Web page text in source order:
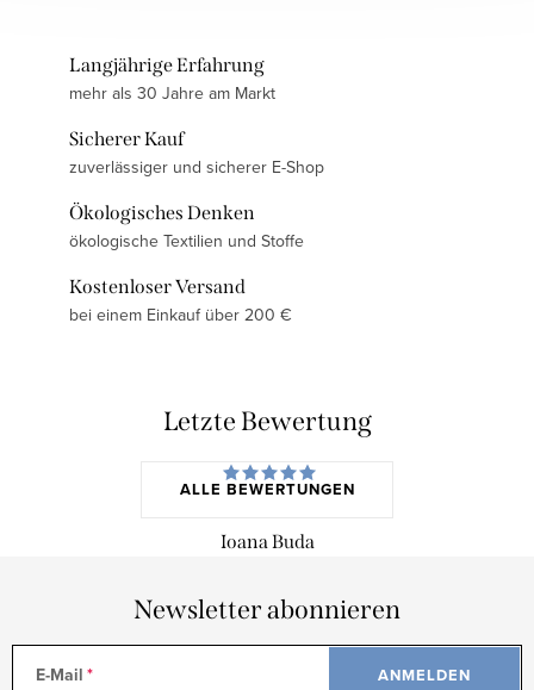
Langjährige Erfahrung
mehr als 30 Jahre am Markt
Sicherer Kauf
zuverlässiger und sicherer E-Shop
Ökologisches Denken
ökologische Textilien und Stoffe
Kostenloser Versand
bei einem Einkauf über 200 €
Letzte Bewertung
ALLE BEWERTUNGEN
Ioana Buda
Newsletter abonnieren
E-Mail ANMELDEN